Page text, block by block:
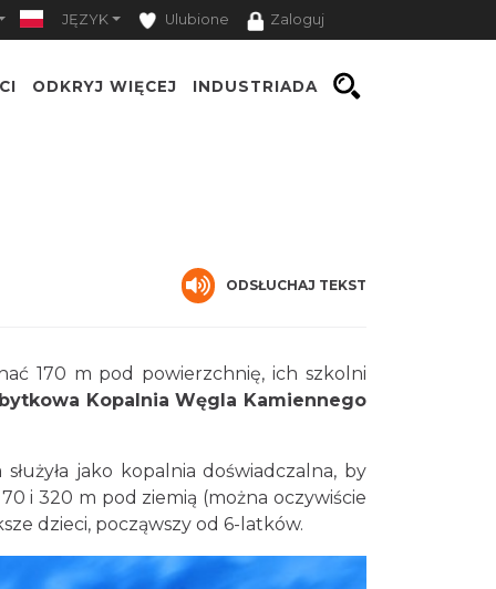
JĘZYK Ulubione Zaloguj
ODKRYJ WIĘCEJ INDUSTRIADA
ODSŁUCHAJ TEKST
170 m pod powierzchnię, ich szkolni
Kopalnia Węgla Kamiennego
jako kopalnia doświadczalna, by
i 320 m pod ziemią (można oczywiście
dzieci, począwszy od 6-latków.